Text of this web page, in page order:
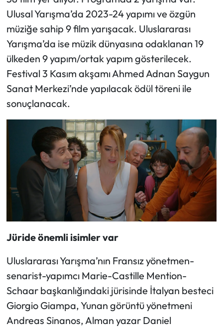
Ulusal Yarışma’da 2023-24 yapımı ve özgün
müziğe sahip 9 film yarışacak. Uluslararası
Yarışma’da ise müzik dünyasına odaklanan 19
ülkeden 9 yapım/ortak yapım gösterilecek.
Festival 3 Kasım akşamı Ahmed Adnan Saygun
Sanat Merkezi’nde yapılacak ödül töreni ile
sonuçlanacak.
Jüride önemli isimler var
Uluslararası Yarışma’nın Fransız yönetmen-
senarist-yapımcı Marie-Castille Mention-
Schaar başkanlığındaki jürisinde İtalyan besteci
Giorgio Giampa, Yunan görüntü yönetmeni
Andreas Sinanos, Alman yazar Daniel